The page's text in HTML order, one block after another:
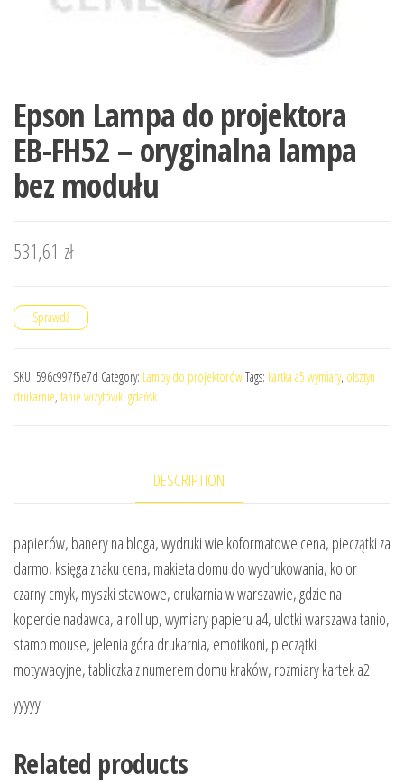
Epson Lampa do projektora
EB-FH52 – oryginalna lampa
bez modułu
531,61 zł
Sprawdź
SKU: 596c997f5e7d Category: Lampy do projektorówTags: kartka a5 wymiary, olsztyn
drukarnie, tanie wizytówki gdańsk
DESCRIPTION
papierów, banery na bloga, wydruki wielkoformatowe cena, pieczątki za
darmo, księga znaku cena, makieta domu do wydrukowania, kolor
czarny cmyk, myszki stawowe, drukarnia w warszawie, gdzie na
kopercie nadawca, a roll up, wymiary papieru a4, ulotki warszawa tanio,
stamp mouse, jelenia góra drukarnia, emotikoni, pieczątki
motywacyjne, tabliczka z numerem domu kraków, rozmiary kartek a2
yyyyy
Related products